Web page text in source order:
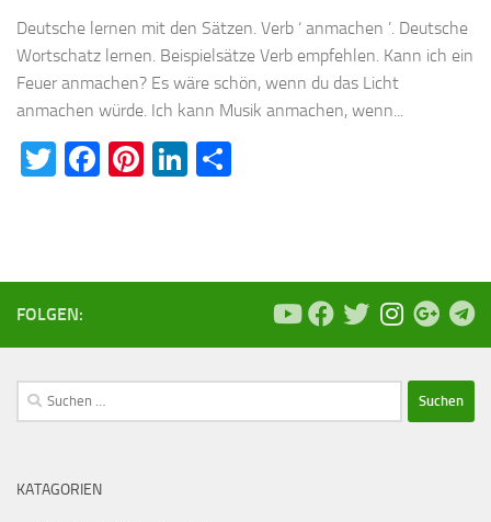
Deutsche lernen mit den Sätzen. Verb ‘ anmachen ’. Deutsche
Wortschatz lernen. Beispielsätze Verb empfehlen. Kann ich ein
Feuer anmachen? Es wäre schön, wenn du das Licht
anmachen würde. Ich kann Musik anmachen, wenn...
Twitter
Facebook
Pinterest
LinkedIn
FOLGEN:
Suchen
nach:
KATAGORIEN